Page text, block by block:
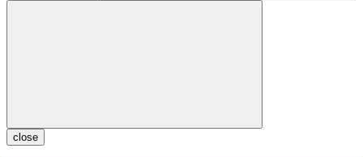
close